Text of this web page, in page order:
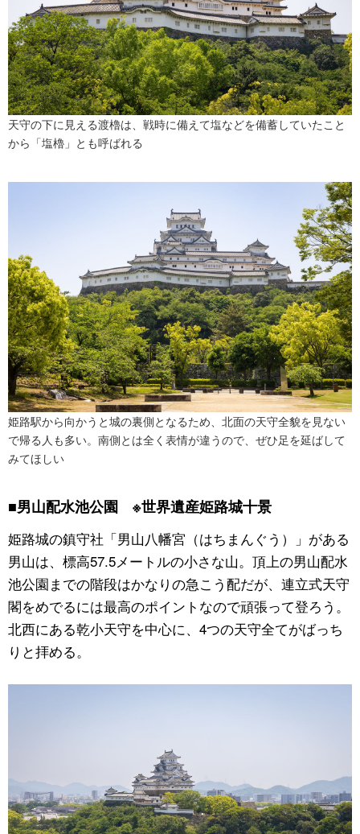
天守の下に見える渡櫓は、戦時に備えて塩などを備蓄していたこと
から「塩櫓」とも呼ばれる
姫路駅から向かうと城の裏側となるため、北面の天守全貌を見ない
で帰る人も多い。南側とは全く表情が違うので、ぜひ足を延ばして
みてほしい
■男山配水池公園 ※世界遺産姫路城十景
姫路城の鎮守社「男山八幡宮（はちまんぐう）」がある
男山は、標高57.5メートルの小さな山。頂上の男山配水
池公園までの階段はかなりの急こう配だが、連立式天守
閣をめでるには最高のポイントなので頑張って登ろう。
北西にある乾小天守を中心に、4つの天守全てがばっち
りと拝める。